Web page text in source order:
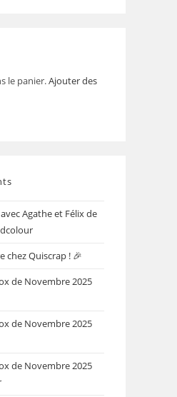
le panier.Ajouter des
Agathe et Félix de
chez Quiscrap ! 🎉
de Novembre 2025
de Novembre 2025
de Novembre 2025